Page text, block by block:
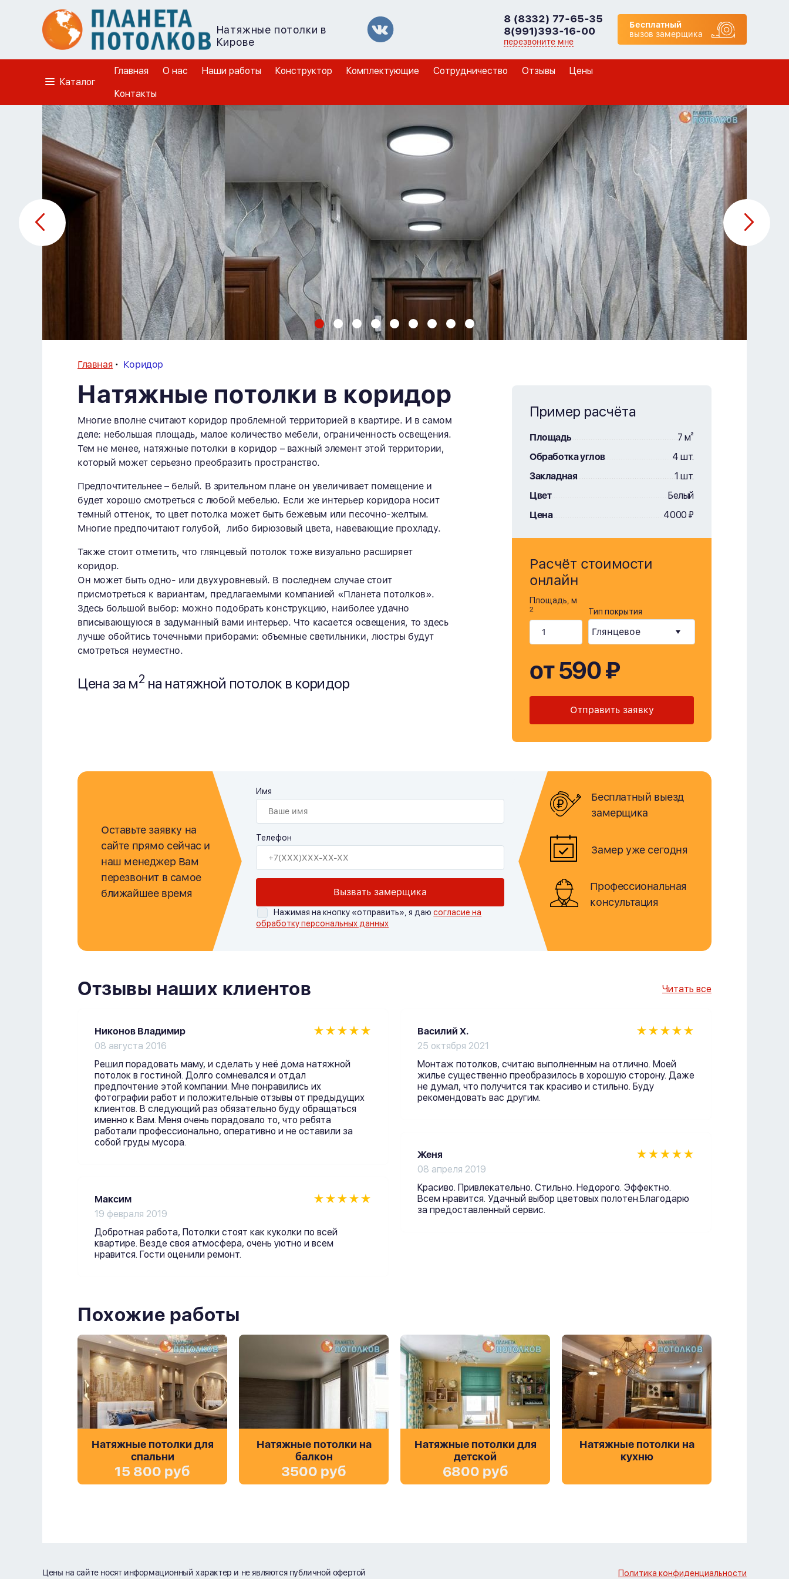
Натяжные потолки в
Кирове
8 (8332) 77-65-35
8(991)393-16-00
перезвоните мне
Бесплатный
вызов замерщика
Каталог
Главная О нас Наши работы Конструктор Комплектующие Сотрудничество Отзывы Цены
Контакты
Главная Коридор
Натяжные потолки в коридор
Многие вполне считают коридор проблемной территорией в квартире. И в самом
деле: небольшая площадь, малое количество мебели, ограниченность освещения.
Тем не менее, натяжные потолки в коридор – важный элемент этой территории,
который может серьезно преобразить пространство.
Предпочтительнее – белый. В зрительном плане он увеличивает помещение и
будет хорошо смотреться с любой мебелью. Если же интерьер коридора носит
темный оттенок, то цвет потолка может быть бежевым или песочно-желтым.
Многие предпочитают голубой, либо бирюзовый цвета, навевающие прохладу.
Также стоит отметить, что глянцевый потолок тоже визуально расширяет
коридор.
Он может быть одно- или двухуровневый. В последнем случае стоит
присмотреться к вариантам, предлагаемыми компанией «Планета потолков».
Здесь большой выбор: можно подобрать конструкцию, наиболее удачно
вписывающуюся в задуманный вами интерьер. Что касается освещения, то здесь
лучше обойтись точечными приборами: объемные светильники, люстры будут
смотреться неуместно.
Цена за м2 на натяжной потолок в коридор
Пример расчёта
Площадь
7 м²
Обработка углов
4 шт.
Закладная
1 шт.
Цвет
Белый
Цена
4000 ₽
Расчёт стоимости
онлайн
Площадь, м
2 Тип покрытия
от 590 ₽
Отправить заявку
Оставьте заявку на
сайте прямо сейчас и
наш менеджер Вам
перезвонит в самое
ближайшее время
Имя
Телефон
Вызвать замерщика
Нажимая на кнопку «отправить», я даюсогласие на
обработку персональных данных
Бесплатный выезд
замерщика
Замер уже сегодня
Профессиональная
консультация
Отзывы наших клиентов Читать все
Никонов Владимир
08 августа 2016
Решил порадовать маму, и сделать у неё дома натяжной
потолок в гостиной. Долго сомневался и отдал
предпочтение этой компании. Мне понравились их
фотографии работ и положительные отзывы от предыдущих
клиентов. В следующий раз обязательно буду обращаться
именно к Вам. Меня очень порадовало то, что ребята
работали профессионально, оперативно и не оставили за
собой груды мусора.
Максим
19 февраля 2019
Добротная работа, Потолки стоят как куколки по всей
квартире. Везде своя атмосфера, очень уютно и всем
нравится. Гости оценили ремонт.
Василий Х.
25 октября 2021
Монтаж потолков, считаю выполненным на отлично. Моей
жилье существенно преобразилось в хорошую сторону. Даже
не думал, что получится так красиво и стильно. Буду
рекомендовать вас другим.
Женя
08 апреля 2019
Красиво. Привлекательно. Стильно. Недорого. Эффектно.
Всем нравится. Удачный выбор цветовых полотен.Благодарю
за предоставленный сервис.
Похожие работы
Натяжные потолки для
спальни
15 800 руб
Натяжные потолки на
балкон
3500 руб
Натяжные потолки для
детской
6800 руб
Натяжные потолки на
кухню
Цены на сайте носят информационный характер и не являются публичной офертой Политика конфиденциальности